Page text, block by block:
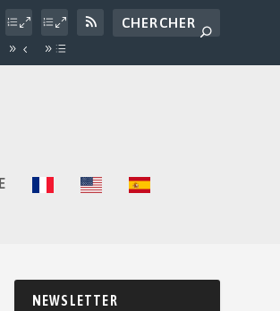
NEWSLETTER